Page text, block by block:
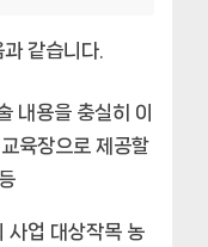
같습니다.
내용을 충실히 이
육장으로 제공할
사업 대상작목 농